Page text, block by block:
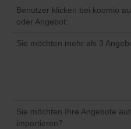
Benutzer klicken bei koomio
oder Angebot:
Sie möchten mehr als 3
Sie möchten Ihre Angebote
importieren?